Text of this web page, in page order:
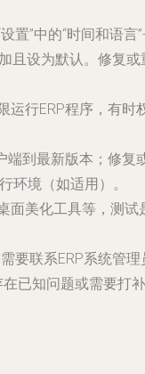
置”中的“时间和语言
且设为默认。修复或
运行ERP程序，有时
端到最新版本；修复
环境（如适用）。
面美化工具等，测试
要联系ERP系统管理
已知问题或需要打补